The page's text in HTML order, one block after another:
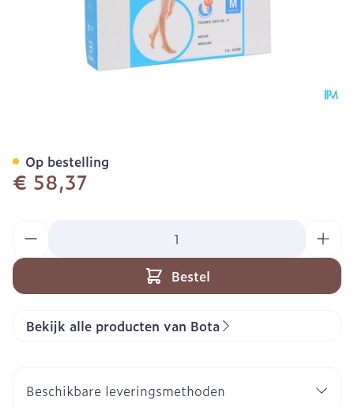
€ 58,37
Bestel
Op bestelling
Bekijk alle producten van Bota
Beschikbare leveringsmethoden